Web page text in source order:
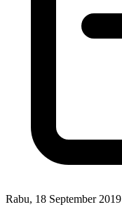
Rabu, 18 September 2019